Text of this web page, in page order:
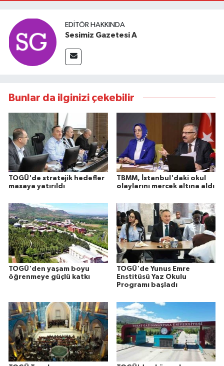
EDITÖR HAKKINDA
Sesimiz Gazetesi A
Bunlar da ilginizi çekebilir
TOGÜ'de stratejik hedefler
masaya yatırıldı
TBMM, İstanbul'daki okul
olaylarını mercek altına aldı
TOGÜ'den yaşam boyu
öğrenmeye güçlü katkı
TOGÜ'de Yunus Emre
Enstitüsü Yaz Okulu
Programı başladı